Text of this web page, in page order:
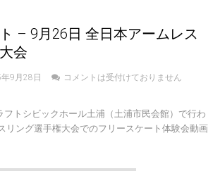
– 9月26日 全日本アームレス
会
9月28日
コメントは受付けておりません
フトシビックホール土浦（土浦市民会館）で行わ
リング選手権大会でのフリースケート体験会動画